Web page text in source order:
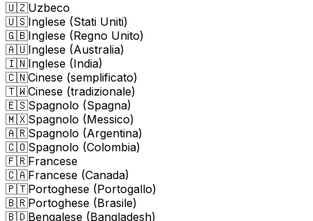
🇺🇿Uzbeco
🇺🇸Inglese (Stati Uniti)
🇬🇧Inglese (Regno Unito)
🇦🇺Inglese (Australia)
🇮🇳Inglese (India)
🇨🇳Cinese (semplificato)
🇹🇼Cinese (tradizionale)
🇪🇸Spagnolo (Spagna)
🇲🇽Spagnolo (Messico)
🇦🇷Spagnolo (Argentina)
🇨🇴Spagnolo (Colombia)
🇫🇷Francese
🇨🇦Francese (Canada)
🇵🇹Portoghese (Portogallo)
🇧🇷Portoghese (Brasile)
🇧🇩Bengalese (Bangladesh)